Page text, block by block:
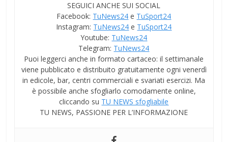
SEGUICI ANCHE SUI SOCIAL
Facebook: TuNews24 e TuSport24
Instagram: TuNews24 e TuSport24
Youtube: TuNews24
Telegram: TuNews24
Puoi leggerci anche in formato cartaceo: il settimanale
viene pubblicato e distribuito gratuitamente ogni venerdì
in edicole, bar, centri commerciali e svariati esercizi. Ma
è possibile anche sfogliarlo comodamente online,
cliccando su TU NEWS sfogliabile
TU NEWS, PASSIONE PER L’INFORMAZIONE